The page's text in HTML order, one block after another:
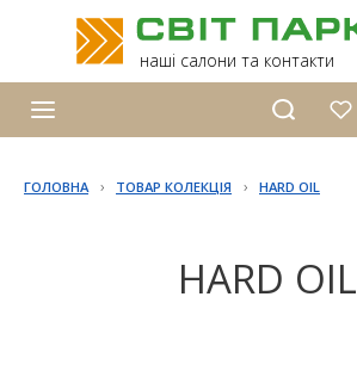
наші салони та контакти
ГОЛОВНА › ТОВАР КОЛЕКЦІЯ › HARD OIL
HARD OIL